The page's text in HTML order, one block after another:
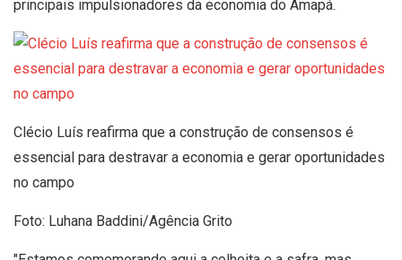
principais impulsionadores da economia do Amapá.
Clécio Luís reafirma que a construção de consensos é
essencial para destravar a economia e gerar oportunidades
no campo
Foto: Luhana Baddini/Agência Grito